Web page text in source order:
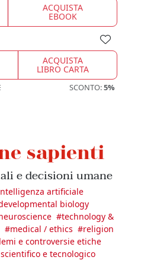
ACQUISTA
EBOOK
ACQUISTA
LIBRO CARTA
SCONTO:5%
sapienti
e decisioni umane
artificiale
biology
#technology &
#medical / ethics #religion
e controversie etiche
e tecnologico